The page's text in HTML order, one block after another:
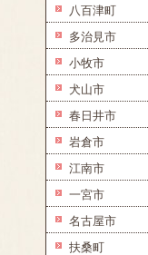
八百津町
多治見市
小牧市
犬山市
春日井市
岩倉市
江南市
一宮市
名古屋市
扶桑町